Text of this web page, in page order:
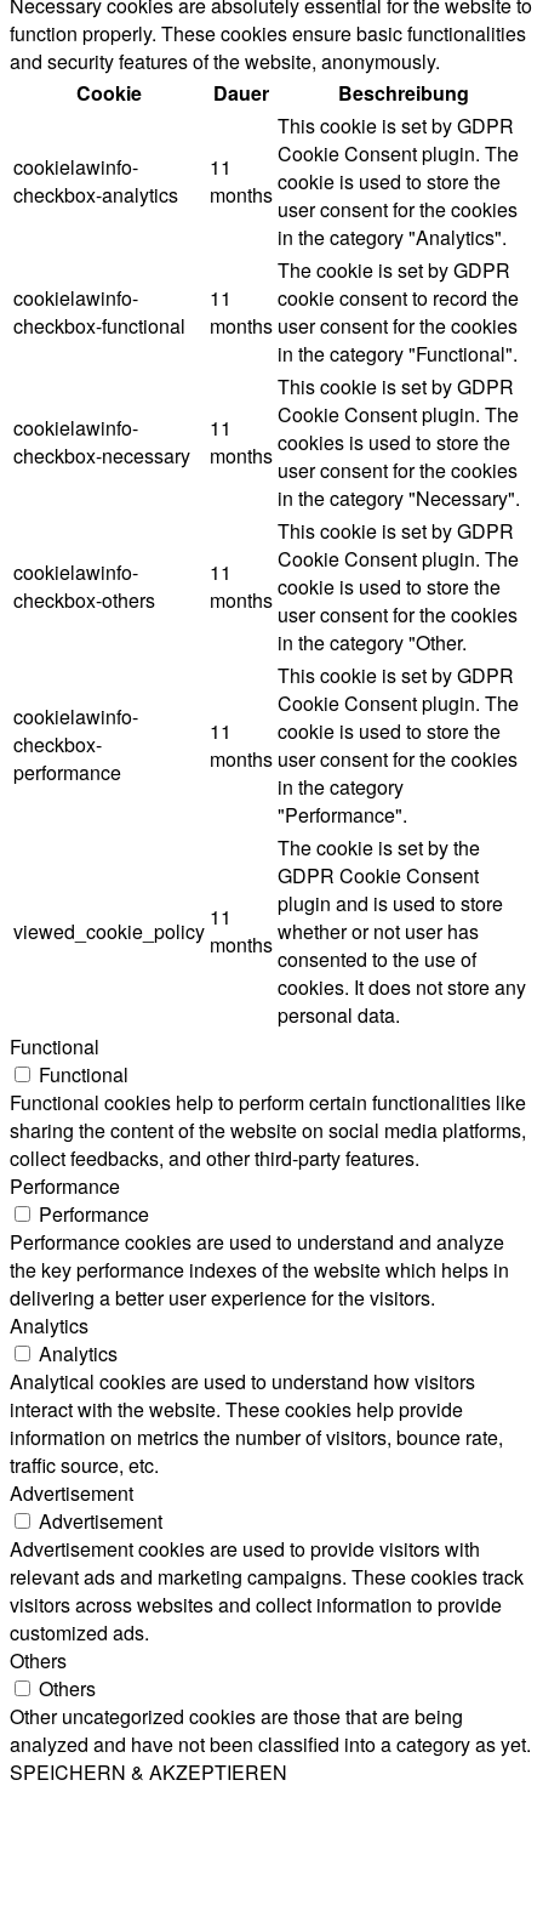
function properly. These cookies ensure basic functionalities
and security features of the website, anonymously.
Cookie
Dauer Beschreibung
cookielawinfo-
checkbox-analytics
11
months
This cookie is set by GDPR
Cookie Consent plugin. The
cookie is used to store the
user consent for the cookies
in the category "Analytics".
cookielawinfo-
checkbox-functional
11
months
The cookie is set by GDPR
cookie consent to record the
user consent for the cookies
in the category "Functional".
cookielawinfo-
checkbox-necessary
11
months
This cookie is set by GDPR
Cookie Consent plugin. The
cookies is used to store the
user consent for the cookies
in the category "Necessary".
cookielawinfo-
checkbox-others
11
months
This cookie is set by GDPR
Cookie Consent plugin. The
cookie is used to store the
user consent for the cookies
in the category "Other.
cookielawinfo-
checkbox-
performance
11
months
This cookie is set by GDPR
Cookie Consent plugin. The
cookie is used to store the
user consent for the cookies
in the category
"Performance".
viewed_cookie_policy
11
months
The cookie is set by the
GDPR Cookie Consent
plugin and is used to store
whether or not user has
consented to the use of
cookies. It does not store any
personal data.
Functional
Functional
Functional cookies help to perform certain functionalities like
sharing the content of the website on social media platforms,
collect feedbacks, and other third-party features.
Performance
Performance
Performance cookies are used to understand and analyze
the key performance indexes of the website which helps in
delivering a better user experience for the visitors.
Analytics
Analytics
Analytical cookies are used to understand how visitors
interact with the website. These cookies help provide
information on metrics the number of visitors, bounce rate,
traffic source, etc.
Advertisement
Advertisement
Advertisement cookies are used to provide visitors with
relevant ads and marketing campaigns. These cookies track
visitors across websites and collect information to provide
customized ads.
Others
Others
Other uncategorized cookies are those that are being
analyzed and have not been classified into a category as yet.
SPEICHERN & AKZEPTIEREN